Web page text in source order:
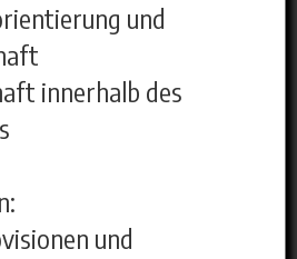
und
innerhalb des
und